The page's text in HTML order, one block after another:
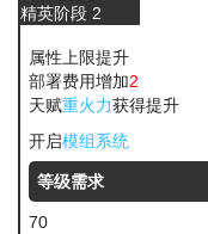
精英阶段 2
属性上限提升
部署费用增加2
天赋重火力获得提升
开启模组系统
等级需求
70